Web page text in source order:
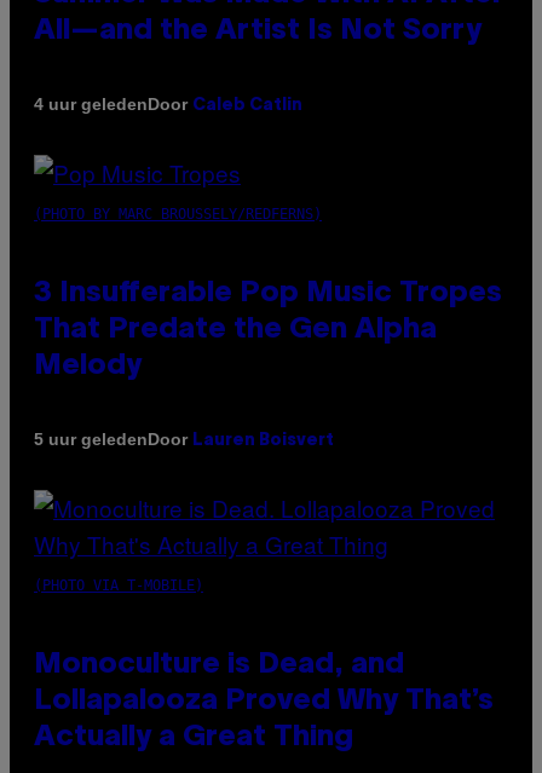
All—and the Artist Is Not Sorry
4 uur geledenDoor Caleb Catlin
(PHOTO BY MARC BROUSSELY/REDFERNS)
3 Insufferable Pop Music Tropes
That Predate the Gen Alpha
Melody
5 uur geledenDoor Lauren Boisvert
(PHOTO VIA T-MOBILE)
Monoculture is Dead, and
Lollapalooza Proved Why That’s
Actually a Great Thing